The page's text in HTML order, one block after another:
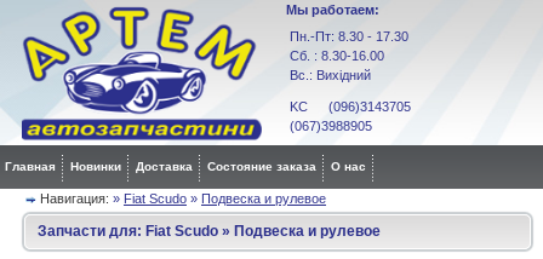
Мы работаем:
Пн.-Пт: 8.30 - 17.30
Сб. : 8.30-16.00
Вс.: Вихідний
KC (096)3143705
(067)3988905
Главная Новинки Доставка Состояние заказа О нас
Навигация: » Fiat Scudo » Подвеска и рулевое
Запчасти для: Fiat Scudo » Подвеска и рулевое